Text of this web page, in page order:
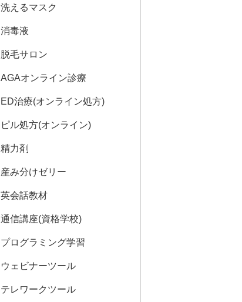
洗えるマスク
消毒液
脱毛サロン
AGAオンライン診療
ED治療(オンライン処方)
ピル処方(オンライン)
精力剤
産み分けゼリー
英会話教材
通信講座(資格学校)
プログラミング学習
ウェビナーツール
テレワークツール